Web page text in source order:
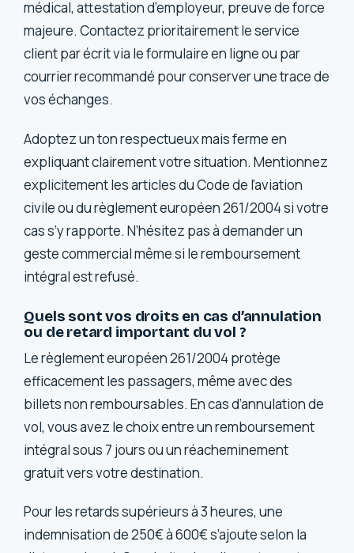
médical, attestation d’employeur, preuve de force
majeure. Contactez prioritairement le service
client par écrit via le formulaire en ligne ou par
courrier recommandé pour conserver une trace de
vos échanges.
Adoptez un ton respectueux mais ferme en
expliquant clairement votre situation. Mentionnez
explicitement les articles du Code de l’aviation
civile ou du règlement européen 261/2004 si votre
cas s’y rapporte. N’hésitez pas à demander un
geste commercial même si le remboursement
intégral est refusé.
Quels sont vos droits en cas d’annulation
ou de retard important du vol ?
Le règlement européen 261/2004 protège
efficacement les passagers, même avec des
billets non remboursables. En cas d’annulation de
vol, vous avez le choix entre un remboursement
intégral sous 7 jours ou un réacheminement
gratuit vers votre destination.
Pour les retards supérieurs à 3 heures, une
indemnisation de 250€ à 600€ s’ajoute selon la